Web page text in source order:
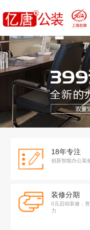
18年专注
创新智能办公装
装修分期
0元启动装修，
力